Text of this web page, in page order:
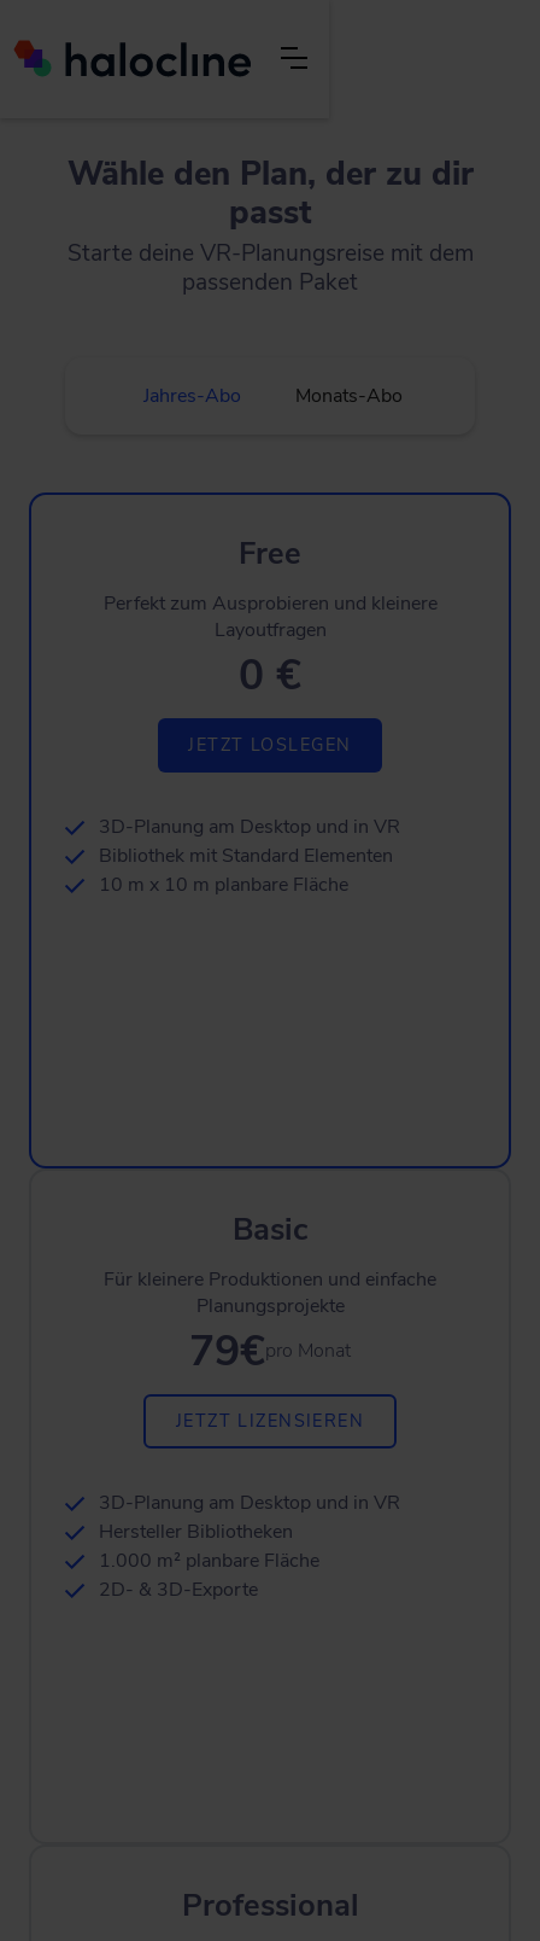
Wähle den Plan, der zu dir
passt
Starte deine VR-Planungsreise mit dem
passenden Paket
Jahres-Abo Monats-Abo
Free
Perfekt zum Ausprobieren und kleinere
Layoutfragen
0 €
JETZT LOSLEGEN
3D-Planung am Desktop und in VR
Bibliothek mit Standard Elementen
10 m x 10 m planbare Fläche
Basic
Für kleinere Produktionen und einfache
Planungsprojekte
79€pro Monat
JETZT LIZENSIEREN
3D-Planung am Desktop und in VR
Hersteller Bibliotheken
1.000 m² planbare Fläche
2D- & 3D-Exporte
Professional